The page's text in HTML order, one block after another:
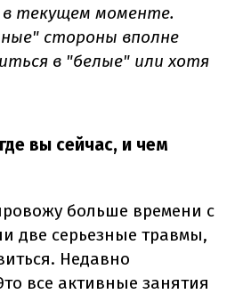
текущем моменте.
стороны вполне
в "белые" или хотя
вы сейчас, и чем
больше времени с
две серьезные травмы,
Недавно
все активные занятия